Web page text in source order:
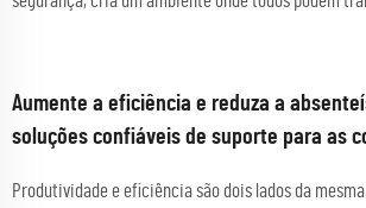
Aumente a eficiência e reduza a
soluções confiáveis de suporte para as
Produtividade e eficiência são dois lados da